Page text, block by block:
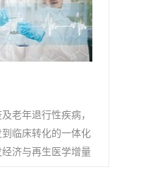
老年退行性疾病，
临床转化的一体化
济与再生医学增量